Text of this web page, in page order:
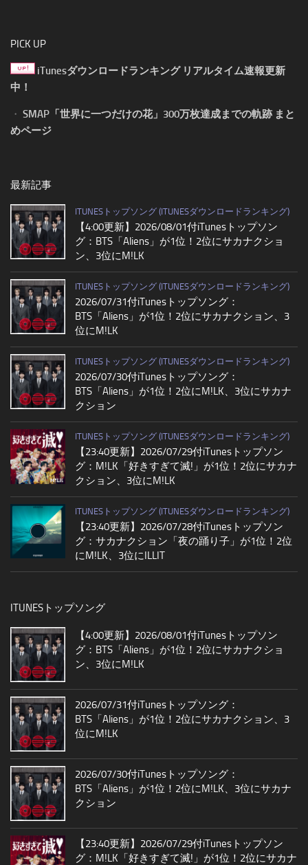
PICK UP
iTunesダウンロードランキング リアルタイム速報更新
中！
・ SMAP「世界に一つだけの花」300万枚達成までの軌跡 まと
めページ
最新記事
ITUNESトップソング (ITUNESダウンロードランキング)
【4:00更新】2026/08/01付iTunesトップソン
グ：BTS「Aliens」が1位！2位にサカナクショ
ン、3位にM!LK
ITUNESトップソング (ITUNESダウンロードランキング)
2026/07/31付iTunesトップソング：
BTS「Aliens」が1位！2位にサカナクション、3
位にM!LK
ITUNESトップソング (ITUNESダウンロードランキング)
2026/07/30付iTunesトップソング：
BTS「Aliens」が1位！2位にM!LK、3位にサカナ
クション
ITUNESトップソング (ITUNESダウンロードランキング)
【23:40更新】2026/07/29付iTunesトップソン
グ：M!LK「好きすぎて滅!」が1位！2位にサカナ
クション、3位にM!LK
ITUNESトップソング (ITUNESダウンロードランキング)
【23:40更新】2026/07/28付iTunesトップソン
グ：サカナクション「夜の踊り子」が1位！2位
にM!LK、3位にILLIT
ITUNESトップソング
【4:00更新】2026/08/01付iTunesトップソン
グ：BTS「Aliens」が1位！2位にサカナクショ
ン、3位にM!LK
2026/07/31付iTunesトップソング：
BTS「Aliens」が1位！2位にサカナクション、3
位にM!LK
2026/07/30付iTunesトップソング：
BTS「Aliens」が1位！2位にM!LK、3位にサカナ
クション
【23:40更新】2026/07/29付iTunesトップソン
グ：M!LK「好きすぎて滅!」が1位！2位にサカナ